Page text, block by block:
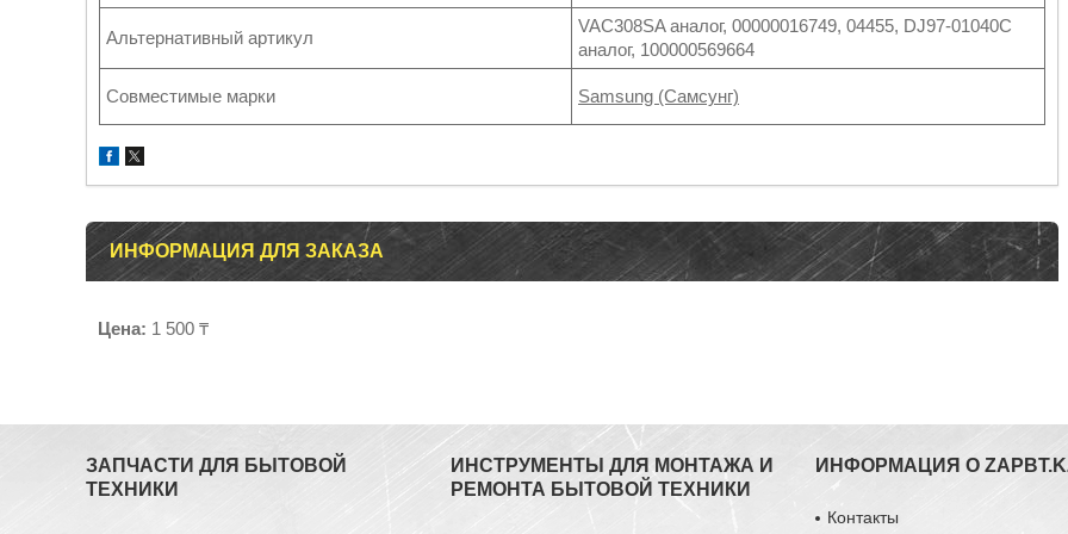
Альтернативный артикул
VAC308SA аналог, 00000016749, 04455, DJ97-01040C
аналог, 100000569664
Совместимые марки Samsung (Самсунг)
ИНФОРМАЦИЯ ДЛЯ ЗАКАЗА
Цена: 1 500 ₸
ЗАПЧАСТИ ДЛЯ БЫТОВОЙ
ТЕХНИКИ
ИНСТРУМЕНТЫ ДЛЯ МОНТАЖА И
РЕМОНТА БЫТОВОЙ ТЕХНИКИ
ИНФОРМАЦИЯ О
Контакты